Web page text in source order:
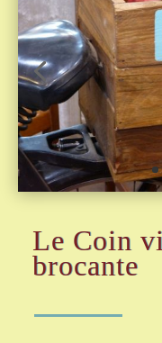
Le Coin
brocante